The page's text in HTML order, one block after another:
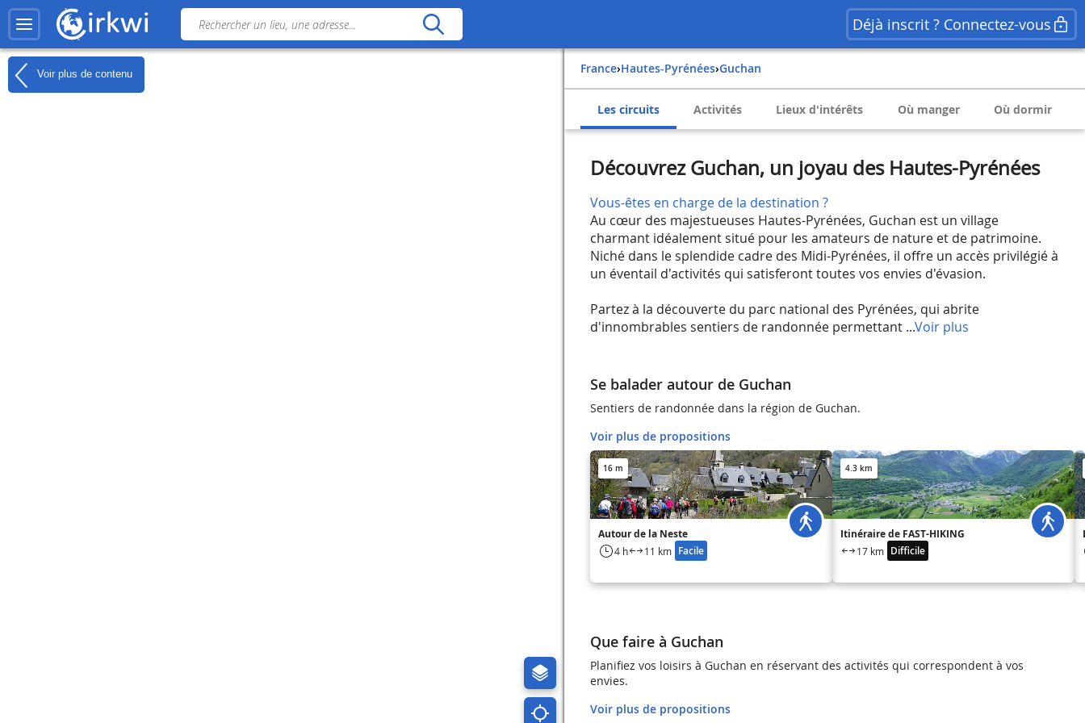
Déjà inscrit ? Connectez-vous
Voir plus de contenu France› Hautes-Pyrénées› Guchan
Les circuits Activités Lieux d'intérêts Où manger Où dormir
Découvrez Guchan, un joyau des Hautes-Pyrénées
Vous-êtes en charge de la destination ?
Au cœur des majestueuses Hautes-Pyrénées, Guchan est un village
charmant idéalement situé pour les amateurs de nature et de patrimoine.
Niché dans le splendide cadre des Midi-Pyrénées, il offre un accès privilégié à
un éventail d'activités qui satisferont toutes vos envies d'évasion.
Partez à la découverte du parc national des Pyrénées, qui abrite
d'innombrables sentiers de randonnée permettant ...Voir plus
Se balader autour de Guchan
Sentiers de randonnée dans la région de Guchan.
Voir plus de propositions
16 m
Autour de la Neste
4 h 11 km Facile
4.3 km
Itinéraire de FAST-HIKING
17 km Difficile
Que faire à Guchan
Planifiez vos loisirs à Guchan en réservant des activités qui correspondent à vos
envies.
Voir plus de propositions